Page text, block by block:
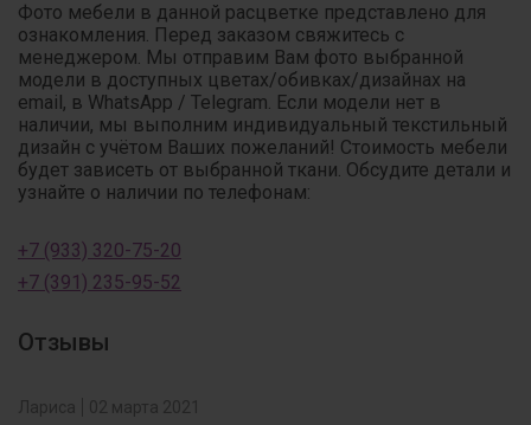
Фото мебели в данной расцветке представлено для
ознакомления. Перед заказом свяжитесь с
менеджером. Мы отправим Вам фото выбранной
модели в доступных цветах/обивках/дизайнах на
email, в WhatsApp / Telegram. Если модели нет в
наличии, мы выполним индивидуальный текстильный
дизайн с учётом Ваших пожеланий! Стоимость мебели
будет зависеть от выбранной ткани. Обсудите детали и
узнайте о наличии по телефонам:
+7 (933) 320-75-20
+7 (391) 235-95-52
Отзывы
Лариса 02 марта 2021